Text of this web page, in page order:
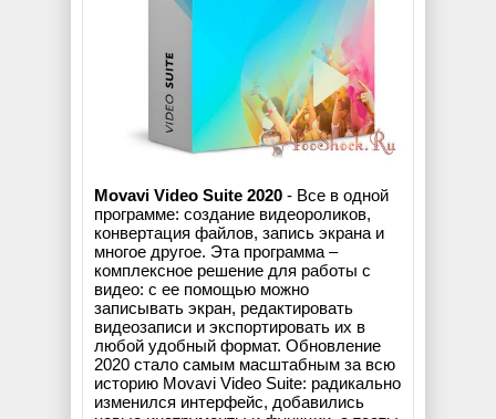
Movavi Video Suite 2020 - Все в одной
программе: создание видеороликов,
конвертация файлов, запись экрана и
многое другое. Эта программа –
комплексное решение для работы с
видео: с ее помощью можно
записывать экран, редактировать
видеозаписи и экспортировать их в
любой удобный формат. Обновление
2020 стало самым масштабным за всю
историю Movavi Video Suite: радикально
изменился интерфейс, добавились